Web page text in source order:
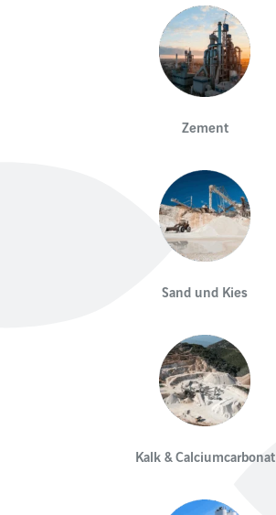
Zement
Sand und Kies
Kalk & Calciumcarbonat